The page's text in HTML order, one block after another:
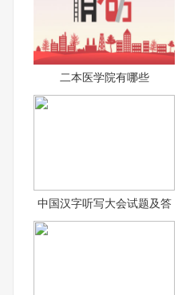
二本医学院有哪些
中国汉字听写大会试题及答